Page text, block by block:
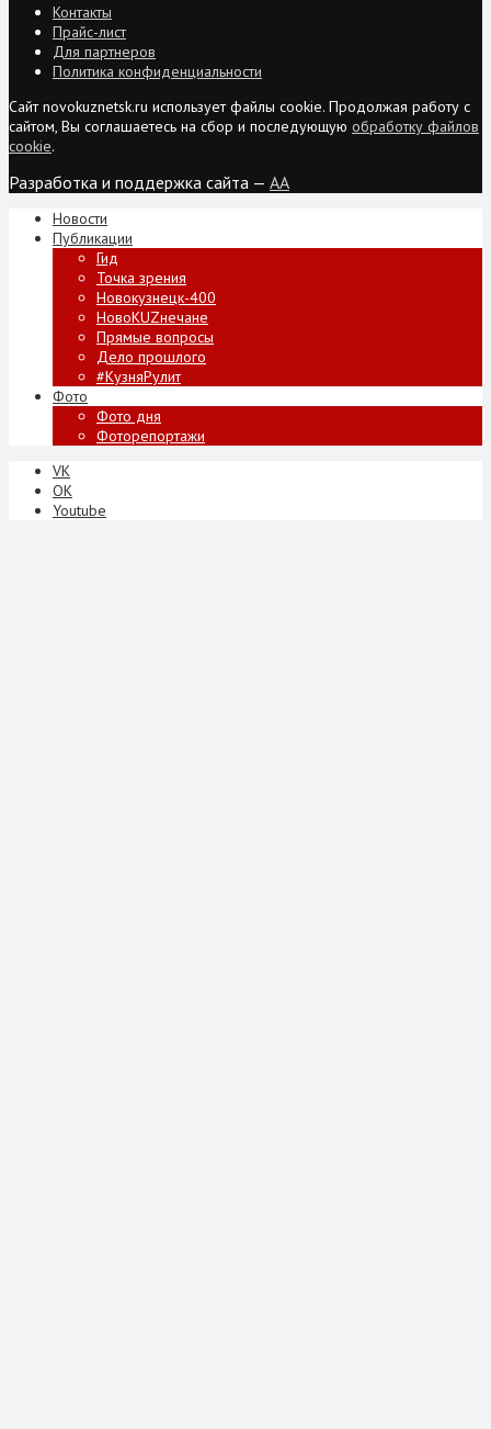
Контакты
Прайс-лист
Для партнеров
Политика конфиденциальности
Сайт novokuznetsk.ru использует файлы cookie. Продолжая работу с
сайтом, Вы соглашаетесь на сбор и последующую обработку файлов
cookie.
Разработка и поддержка сайта — AA
Новости
Публикации
Гид
Точка зрения
Новокузнецк-400
НовоKUZнечане
Прямые вопросы
Дело прошлого
#КузняРулит
Фото
Фото дня
Фоторепортажи
VK
ОК
Youtube